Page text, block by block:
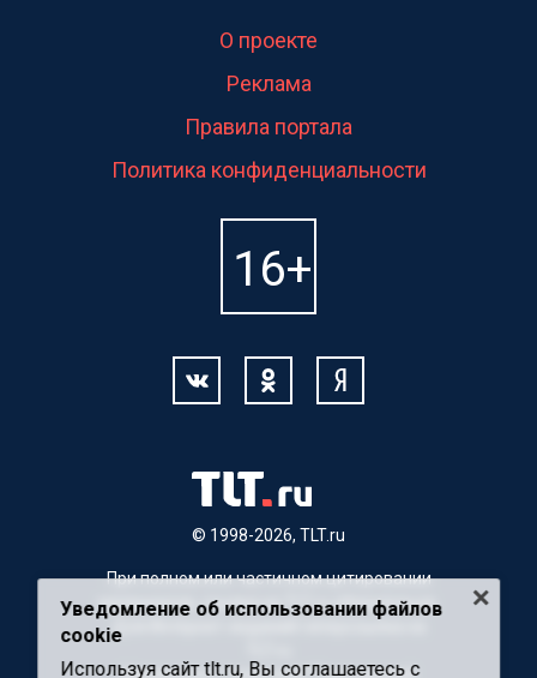
© 1998-2026, TLT.ru
О проекте
Реклама
Правила портала
Политика конфиденциальности
При полном или частичном цитировании
материалов, ссылка на TLT.ru обязательна.
Для Интернет-изданий гиперссылка на
Материалы с пометкой "Партнерский
Уведомление об использовании файлов
cookie
Используя сайт tlt.ru, Вы соглашаетесь с